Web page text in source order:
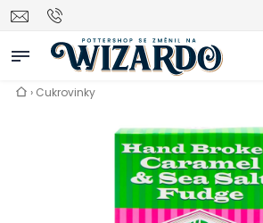
Vyhledávání
› Cukrovinky